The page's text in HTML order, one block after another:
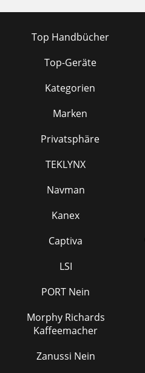
Top Handbücher
Top-Geräte
Kategorien
Marken
Privatsphäre
TEKLYNX
Navman
Kanex
Captiva
LSI
PORT Nein
Morphy Richards
Kaffeemacher
Zanussi Nein